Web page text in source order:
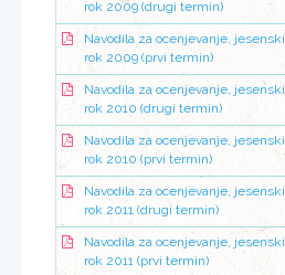
rok 2009 (drugi termin)
Navodila za ocenjevanje, jesenski
rok 2009 (prvi termin)
Navodila za ocenjevanje, jesenski
rok 2010 (drugi termin)
Navodila za ocenjevanje, jesenski
rok 2010 (prvi termin)
Navodila za ocenjevanje, jesenski
rok 2011 (drugi termin)
Navodila za ocenjevanje, jesenski
rok 2011 (prvi termin)